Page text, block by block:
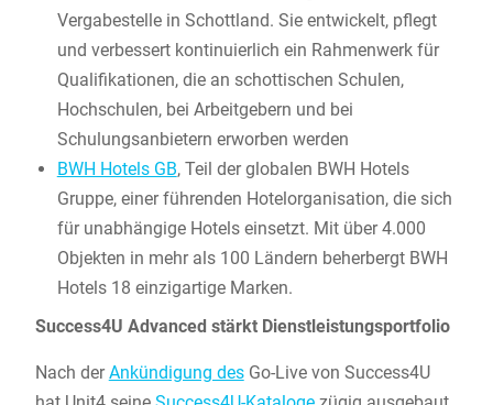
Vergabestelle in Schottland. Sie entwickelt, pflegt
und verbessert kontinuierlich ein Rahmenwerk für
Qualifikationen, die an schottischen Schulen,
Hochschulen, bei Arbeitgebern und bei
Schulungsanbietern erworben werden
BWH Hotels GB, Teil der globalen BWH Hotels
Gruppe, einer führenden Hotelorganisation, die sich
für unabhängige Hotels einsetzt. Mit über 4.000
Objekten in mehr als 100 Ländern beherbergt BWH
Hotels 18 einzigartige Marken.
Success4U Advanced stärkt Dienstleistungsportfolio
Nach derAnkündigung desGo-Live von Success4U